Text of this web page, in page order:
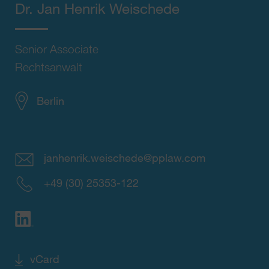
Dr. Jan Henrik Weischede
Senior Associate
Rechtsanwalt
Berlin
janhenrik.weischede@pplaw.com
+49 (30) 25353-122
vCard